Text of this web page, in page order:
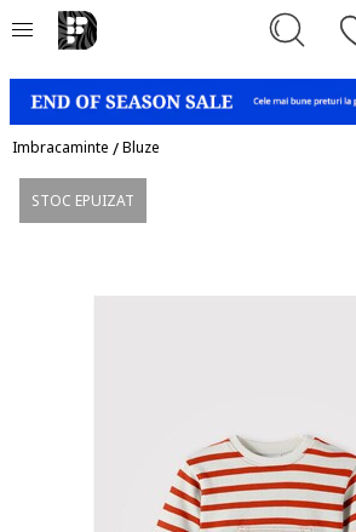
Imbracaminte /Bluze
STOC EPUIZAT